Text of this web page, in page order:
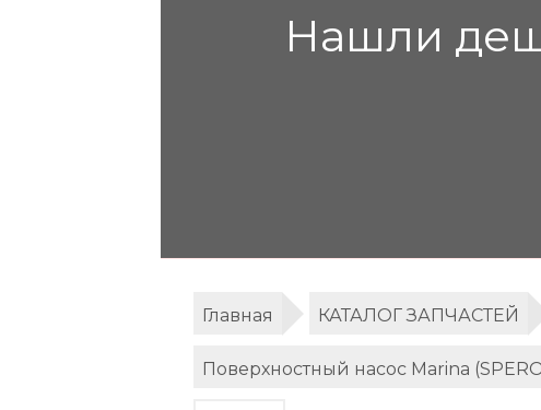
Нашли
Главная КАТАЛОГ ЗАПЧАСТЕЙ
Поверхностный насос Marina